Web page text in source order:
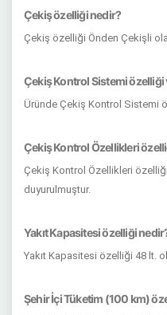
Çekiş özelliği nedir?
Çekiş özelliği Önden Çekişli
Çekiş Kontrol Sistemi özelliği
Üründe Çekiş Kontrol Sistemi
Çekiş Kontrol Özellikleri
Çekiş Kontrol Özellikleri
duyurulmuştur.
Yakıt Kapasitesi özelliği
Yakıt Kapasitesi özelliği 48 lt.
Şehir İçi Tüketim (100 km)